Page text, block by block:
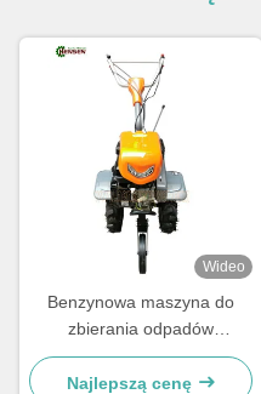
Wideo
Benzynowa maszyna do
zbierania odpadów
rolniczych Dwóchkołowy
ciągnik rolniczy 7 KM
Najlepszą cenę